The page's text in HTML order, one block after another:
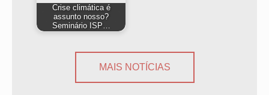
Crise climática é
assunto nosso?
Seminário ISP…
MAIS NOTÍCIAS